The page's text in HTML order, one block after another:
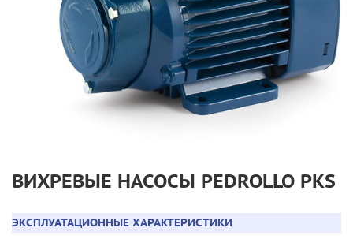
ВИХРЕВЫЕ НАСОСЫ PEDROLLO PKS
ЭКСПЛУАТАЦИОННЫЕ ХАРАКТЕРИСТИКИ